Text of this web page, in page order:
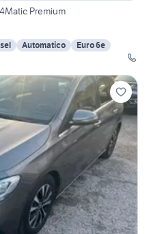
Premium
Automatico
Euro 6e